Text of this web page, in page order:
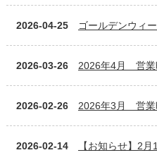
2026-04-25 ゴールデンウィ
2026-03-26 2026年4月 営業
2026-02-26 2026年3月 営業
2026-02-14
【お知らせ】2